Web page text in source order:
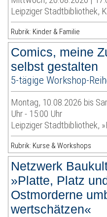
Leipziger Stadtbibliothek,
Rubrik: Kinder & Familie
Comics, meine
selbst gestalten
5-tägige Workshop-
Montag, 10.08.2026 bis
Uhr - 15:00 Uhr
Leipziger Stadtbibliothek,
Rubrik: Kurse & Workshops
Netzwerk
»Platte, Platz
Ostmorderne
wertschätzen«